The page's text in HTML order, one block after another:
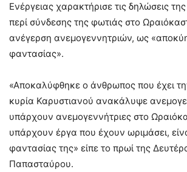
Ενέργειας χαρακτήρισε τις δηλώσεις
περί σύνδεσης της φωτιάς στο
ανέγερση ανεμογεννητριών, ως
φαντασίας».
«Αποκαλύφθηκε ο άνθρωπος που έχει
κυρία Καρυστιανού ανακάλυψε
υπάρχουν ανεμογεννήτριες στο
υπάρχουν έργα που έχουν ωριμάσει,
φαντασίας της» είπε το πρωί της
Παπασταύρου.